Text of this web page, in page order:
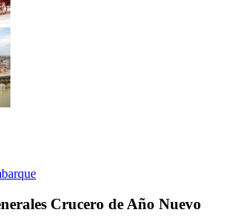
Crucero de Año Nuevo